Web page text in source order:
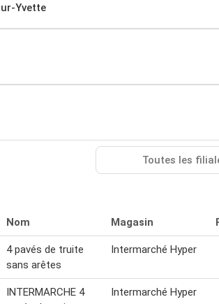
Yvette
Toutes les
Nom Magasin
4 pavés de truite
sans arêtes
Intermarché Hyper
INTERMARCHE 4
Intermarché Hyper